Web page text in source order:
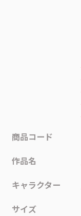
商品コード
作品名
キャラクター
サイズ